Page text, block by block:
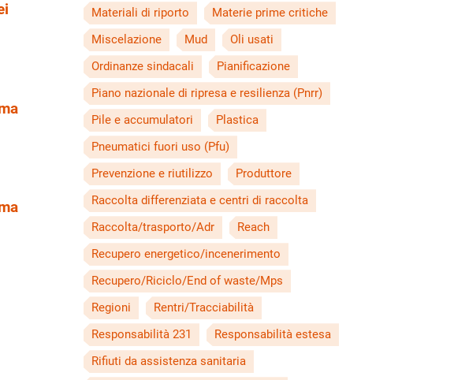
Materiali di riporto
Materie prime critiche
Miscelazione
Mud
Oli usati
Ordinanze sindacali
Pianificazione
Piano nazionale di ripresa e resilienza (Pnrr)
Pile e accumulatori
Plastica
Pneumatici fuori uso (Pfu)
Prevenzione e riutilizzo
Produttore
Raccolta differenziata e centri di raccolta
Raccolta/trasporto/Adr
Reach
Recupero energetico/incenerimento
Recupero/Riciclo/End of waste/Mps
Regioni
Rentri/Tracciabilità
Responsabilità 231
Responsabilità estesa
Rifiuti da assistenza sanitaria